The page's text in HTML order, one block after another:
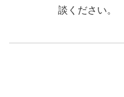
談ください。